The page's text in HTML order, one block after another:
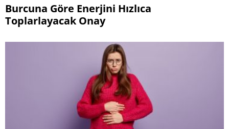
Burcuna Göre Enerjini Hızlıca
Toplarlayacak Onay